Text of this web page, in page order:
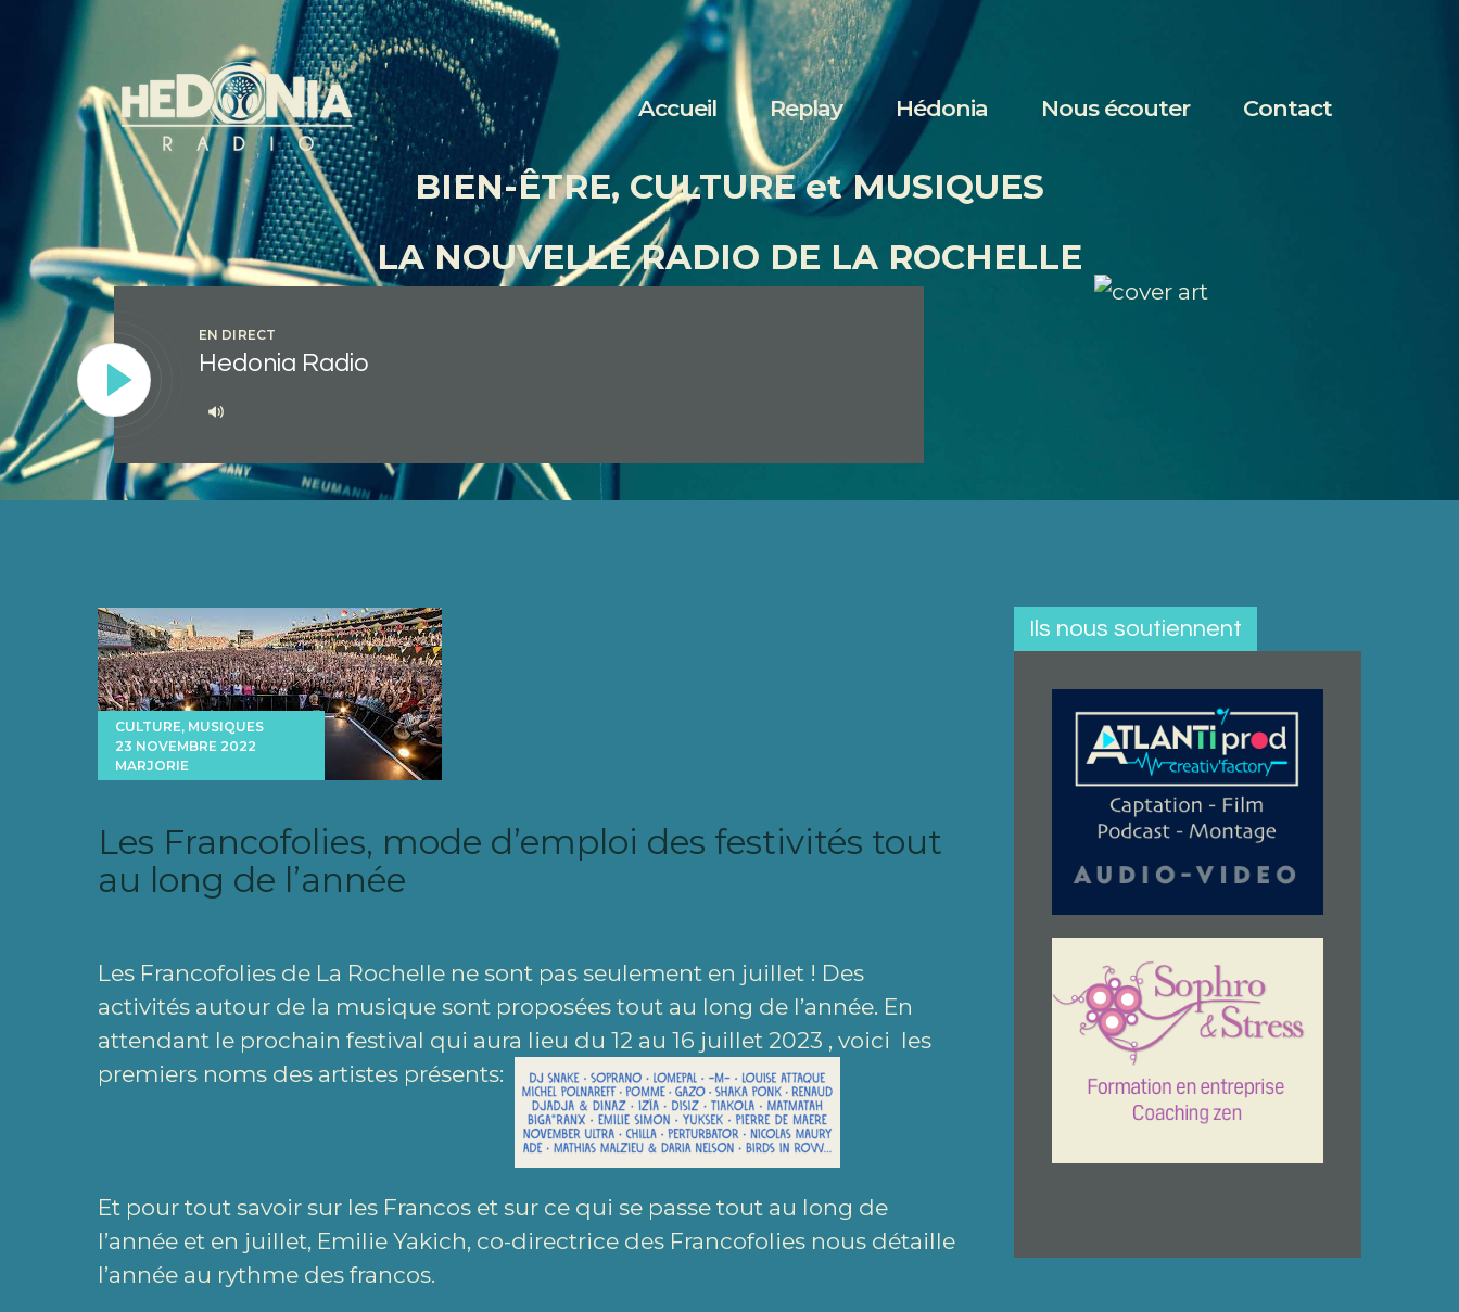
Accueil Replay Hédonia Nous écouter Contact
BIEN-ÊTRE, CULTURE et MUSIQUES
LA NOUVELLE RADIO DE LA ROCHELLE
EN DIRECT
Hedonia Radio
Lecteur
Accueil
Replay
Hédonia
Nous écouter
CULTURE, MUSIQUES
23 NOVEMBRE 2022
MARJORIE
Les Francofolies, mode d’emploi des festivités tout
au long de l’année
Les Francofolies de La Rochelle ne sont pas seulement en juillet ! Des
activités autour de la musique sont proposées tout au long de l’année. En
attendant le prochain festival qui aura lieu du 12 au 16 juillet 2023 , voici les
premiers noms des artistes présents:
Et pour tout savoir sur les Francos et sur ce qui se passe tout au long de
l’année et en juillet, Emilie Yakich, co-directrice des Francofolies nous détaille
l’année au rythme des francos.
Ils nous soutiennent